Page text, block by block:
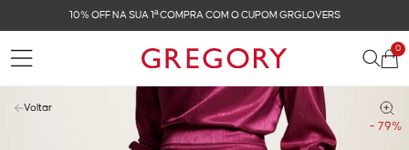
10% OFF NA SUA 1ª COMPRA COM O CUPOM GRGLOVERS
0
- 79%
Voltar